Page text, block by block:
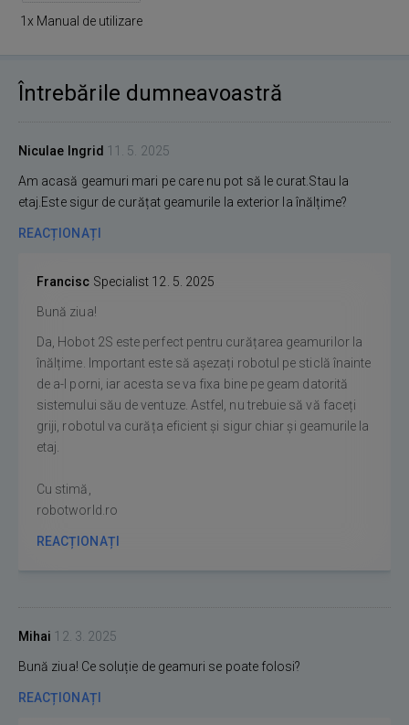
1x Manual de utilizare
Întrebările dumneavoastră
Niculae Ingrid 11. 5. 2025
Am acasă geamuri mari pe care nu pot să le curat.Stau la
etaj.Este sigur de curățat geamurile la exterior la înălțime?
REACȚIONAȚI
Francisc Specialist 12. 5. 2025
Bună ziua!
Da, Hobot 2S este perfect pentru curățarea geamurilor la
înălțime. Important este să așezați robotul pe sticlă înainte
de a-l porni, iar acesta se va fixa bine pe geam datorită
sistemului său de ventuze. Astfel, nu trebuie să vă faceți
griji, robotul va curăța eficient și sigur chiar și geamurile la
etaj.
Cu stimă,
robotworld.ro
REACȚIONAȚI
Mihai 12. 3. 2025
Bună ziua! Ce soluție de geamuri se poate folosi?
REACȚIONAȚI